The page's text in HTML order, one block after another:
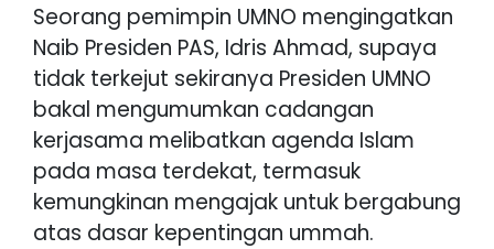
Seorang pemimpin UMNO mengingatkan
Naib Presiden PAS, Idris Ahmad, supaya
tidak terkejut sekiranya Presiden UMNO
bakal mengumumkan cadangan
kerjasama melibatkan agenda Islam
pada masa terdekat, termasuk
kemungkinan mengajak untuk bergabung
atas dasar kepentingan ummah.